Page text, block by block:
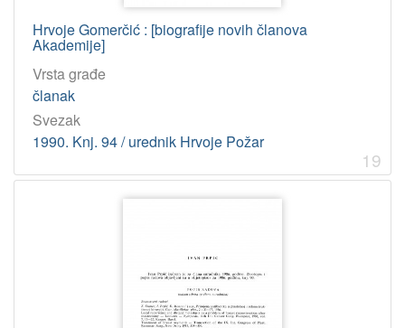
Hrvoje Gomerčić : [biografije novih članova
Akademije]
Vrsta građe
članak
Svezak
1990. Knj. 94 / urednik Hrvoje Požar
19